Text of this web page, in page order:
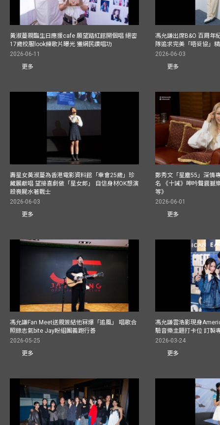
黃淑蔓親臨生日應援cafe 願望踏紅館開個唱 絕密
17歲校服look練歌片曝光 獲網民讚唱功
2026-06-11
更多
馮允謙出席B&O 百周年
隊追求完美「唔妥協」
2026-06-03
更多
壽星女黃淑蔓為香港電影資料館「幸會25歲」珍
藏展獻唱 望接喜劇做「星女郎」 自信身材OK想演
殺喪屍水著戰士
2026-06-03
更多
鄭秀文「星塵55」深情
名 《十誡》呻吟聲震撼
等》
2026-06-01
更多
馮允謙Fan Meet送親簽結他冧爆「追風」 唱歌合
照錄志氣bite Jay盼組團義跑行善
2026-05-25
更多
馮允謙雲浩影現身
驗音樂主題打卡位 訂製
2026-03-24
更多